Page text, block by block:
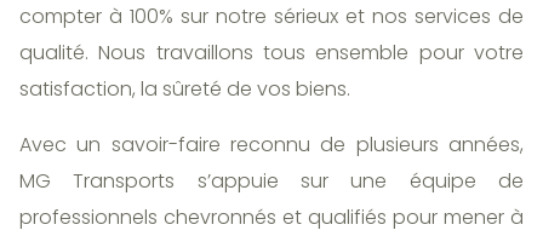
compter à 100% sur notre sérieux et nos services de
qualité. Nous travaillons tous ensemble pour votre
satisfaction, la sûreté de vos biens.
Avec un savoir-faire reconnu de plusieurs années,
MG Transports s’appuie sur une équipe de
professionnels chevronnés et qualifiés pour mener à